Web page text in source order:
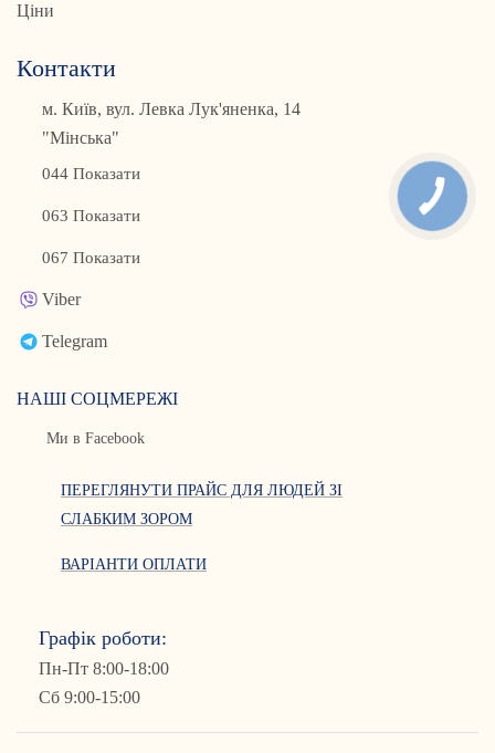
Графік роботи:
Пн-Пт 8:00-18:00
Сб 9:00-15:00
Ціни
Контакти
м. Київ, вул. Левка Лук'яненка, 14
"Мінська"
044 Показати
063 Показати
067 Показати
Viber
Telegram
НАШІ СОЦМЕРЕЖІ
Ми в Facebook
ПЕРЕГЛЯНУТИ ПРАЙС ДЛЯ ЛЮДЕЙ ЗІ
СЛАБКИМ ЗОРОМ
ВАРІАНТИ ОПЛАТИ